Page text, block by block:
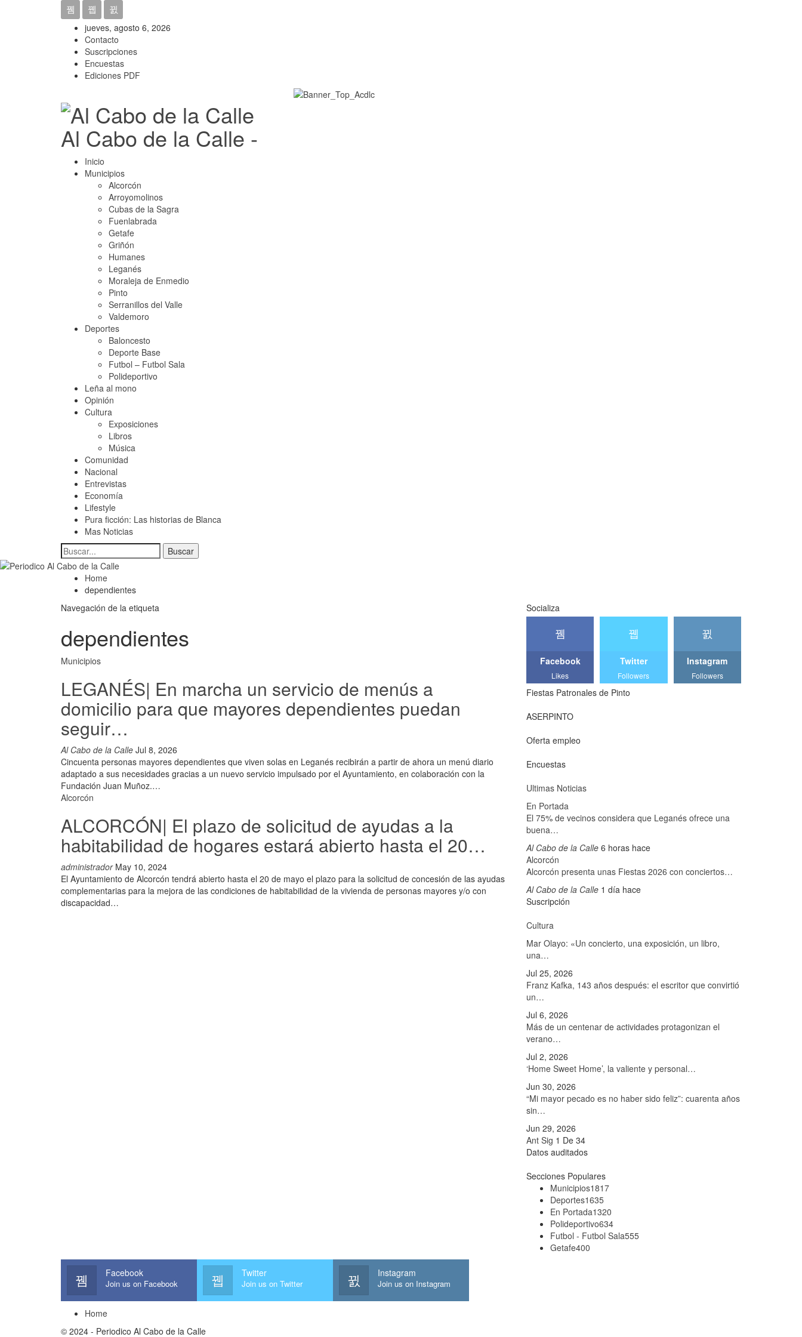
jueves, agosto 6, 2026
Contacto
Suscripciones
Encuestas
Ediciones PDF
Al Cabo de la Calle -
Inicio
Municipios
Alcorcón
Arroyomolinos
Cubas de la Sagra
Fuenlabrada
Getafe
Griñón
Humanes
Leganés
Moraleja de Enmedio
Pinto
Serranillos del Valle
Valdemoro
Deportes
Baloncesto
Deporte Base
Futbol – Futbol Sala
Polideportivo
Leña al mono
Opinión
Cultura
Exposiciones
Libros
Música
Comunidad
Nacional
Entrevistas
Economía
Lifestyle
Pura ficción: Las historias de Blanca
Mas Noticias
Home
dependientes
Navegación de la etiqueta
dependientes
Municipios
LEGANÉS| En marcha un servicio de menús a
domicilio para que mayores dependientes puedan
seguir…
Al Cabo de la Calle Jul 8, 2026
Cincuenta personas mayores dependientes que viven solas en Leganés recibirán a partir de ahora un menú diario
adaptado a sus necesidades gracias a un nuevo servicio impulsado por el Ayuntamiento, en colaboración con la
Fundación Juan Muñoz.…
Alcorcón
ALCORCÓN| El plazo de solicitud de ayudas a la
habitabilidad de hogares estará abierto hasta el 20…
administrador May 10, 2024
El Ayuntamiento de Alcorcón tendrá abierto hasta el 20 de mayo el plazo para la solicitud de concesión de las ayudas
complementarias para la mejora de las condiciones de habitabilidad de la vivienda de personas mayores y/o con
discapacidad…
Socializa
Facebook
Likes
Twitter
Followers
Instagram
Followers
Fiestas Patronales de Pinto
ASERPINTO
Oferta empleo
Encuestas
Ultimas Noticias
En Portada
El 75% de vecinos considera que Leganés ofrece una
buena…
Al Cabo de la Calle 6 horas hace
Alcorcón
Alcorcón presenta unas Fiestas 2026 con conciertos…
Al Cabo de la Calle 1 día hace
Suscripción
Cultura
Mar Olayo: «Un concierto, una exposición, un libro,
una…
Jul 25, 2026
Franz Kafka, 143 años después: el escritor que convirtió
un…
Jul 6, 2026
Más de un centenar de actividades protagonizan el
verano…
Jul 2, 2026
‘Home Sweet Home’, la valiente y personal…
Jun 30, 2026
“Mi mayor pecado es no haber sido feliz”: cuarenta años
sin…
Jun 29, 2026
Ant Sig 1 De 34
Datos auditados
Secciones Populares
Municipios1817
Deportes1635
En Portada1320
Polideportivo634
Futbol - Futbol Sala555
Getafe400
Facebook
Join us on Facebook
Twitter
Join us on Twitter
Instagram
Join us on Instagram
Home
© 2024 - Periodico Al Cabo de la Calle